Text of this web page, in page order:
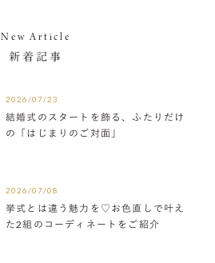
New Article
新着記事
2026/07/23
結婚式のスタートを飾る、ふたりだけ
の「はじまりのご対面」
2026/07/08
挙式とは違う魅力を♡お色直しで叶え
た2組のコーディネートをご紹介